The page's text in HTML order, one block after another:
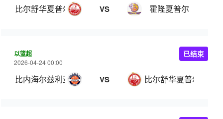
比尔舒华夏普尔 VS 霍隆夏普尔
以篮超
2026-04-24 00:00
比内海尔兹利亚 VS 比尔舒华夏普尔
已结束